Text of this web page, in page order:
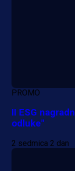
PROMO
II ESG
odluke"
2 sedmica 2 dan